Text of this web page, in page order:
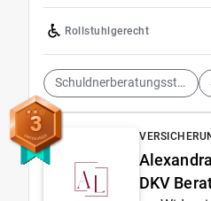
Rollstuhlgerecht
Schuldnerberatungsstellen
3
DKV